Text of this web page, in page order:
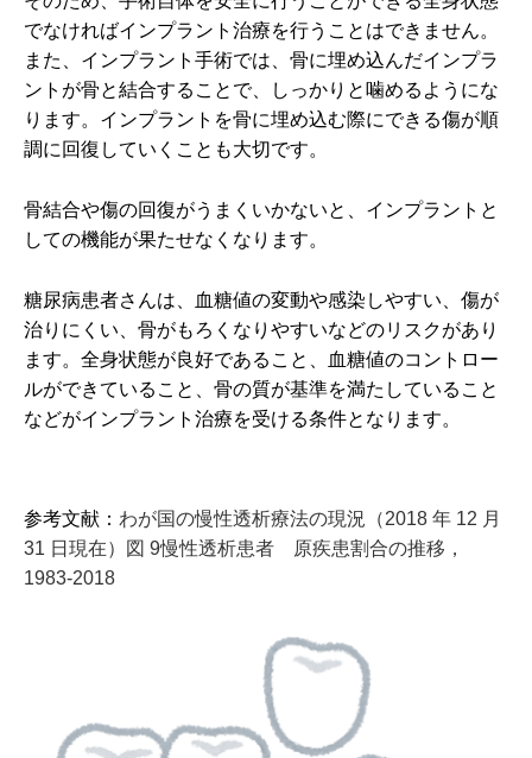
でなければインプラント治療を行うことはできません。
また、インプラント手術では、骨に埋め込んだインプラ
ントが骨と結合することで、しっかりと噛めるようにな
ります。インプラントを骨に埋め込む際にできる傷が順
調に回復していくことも大切です。
骨結合や傷の回復がうまくいかないと、インプラントと
しての機能が果たせなくなります。
糖尿病患者さんは、血糖値の変動や感染しやすい、傷が
治りにくい、骨がもろくなりやすいなどのリスクがあり
ます。全身状態が良好であること、血糖値のコントロー
ルができていること、骨の質が基準を満たしていること
などがインプラント治療を受ける条件となります。
参考文献： わが国の慢性透析療法の現況（2018 年 12 月
31 日現在）図 9慢性透析患者 原疾患割合の推移，
1983-2018